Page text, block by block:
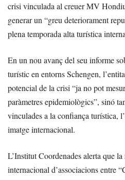
crisi vinculada al creuer MV
generar un “greu deteriorament
plena temporada alta turística
En un nou avanç del seu informe
turístic en entorns Schengen,
potencial de la crisi “ja no pot
paràmetres epidemiològics”, sinó
vinculades a la confiança turística,
imatge internacional.
L’Institut Coordenades alerta que
internacional d’associacions entre